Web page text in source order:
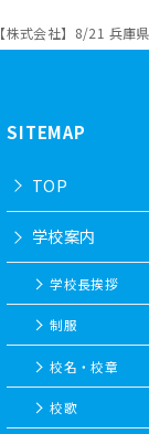
【株式会社】8/21 兵庫
SITEMAP
TOP
学校案内
学校長挨拶
制服
校名・校章
校歌